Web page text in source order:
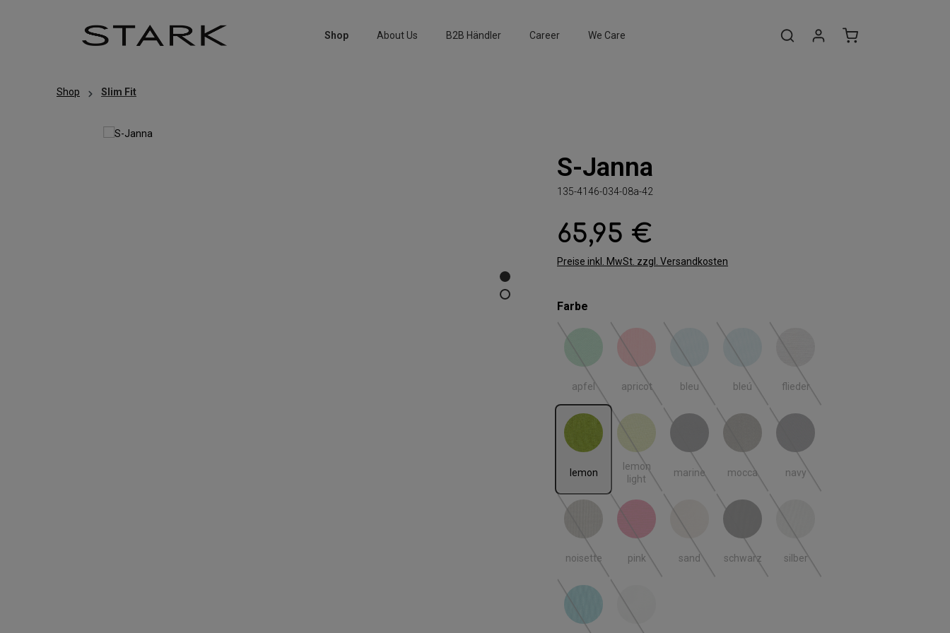
Shop
About Us B2B Händler Career We Care
Shop Slim Fit
S-Janna
135-4146-034-08a-42
Regulärer Preis:
65,95 €
Preise inkl. MwSt. zzgl. Versandkosten
Farbe
apfel
apfel
(Diese Option ist zurzeit nicht verfügbar.)
apricot
apricot
(Diese Option ist zurzeit nicht verfügbar.)
bleu
bleu
(Diese Option ist zurzeit nicht verfügbar.)
bleú
bleú
(Diese Option ist zurzeit nicht verfügbar.)
flieder
(Diese Option ist zurzeit nicht
lemon
lemon
lemon
light
lemon light
(Diese Option ist zurzeit nicht verfügbar.)
marine
marine
(Diese Option ist zurzeit nicht verfügbar.)
mocca
mocca
(Diese Option ist zurzeit nicht verfügbar.)
navy
navy
(Diese Option ist zurzeit nicht
noisette
noisette
(Diese Option ist zurzeit nicht verfügbar.)
pink
pink
(Diese Option ist zurzeit nicht verfügbar.)
sand
sand
(Diese Option ist zurzeit nicht verfügbar.)
schwarz
schwarz
(Diese Option ist zurzeit nicht verfügbar.)
silber
(Diese Option ist zurzeit nicht
tuerkis
(Diese Option ist zurzeit nicht verfügbar.)
weiss
(Diese Option ist zurzeit nicht verfügbar.)